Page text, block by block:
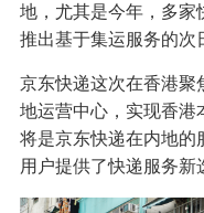
地，尤其是今年，多家
推出基于集运服务的次
京东快递这次在香港聚
地运营中心，实现香港
将是京东快递在内地的
用户提供了快递服务新